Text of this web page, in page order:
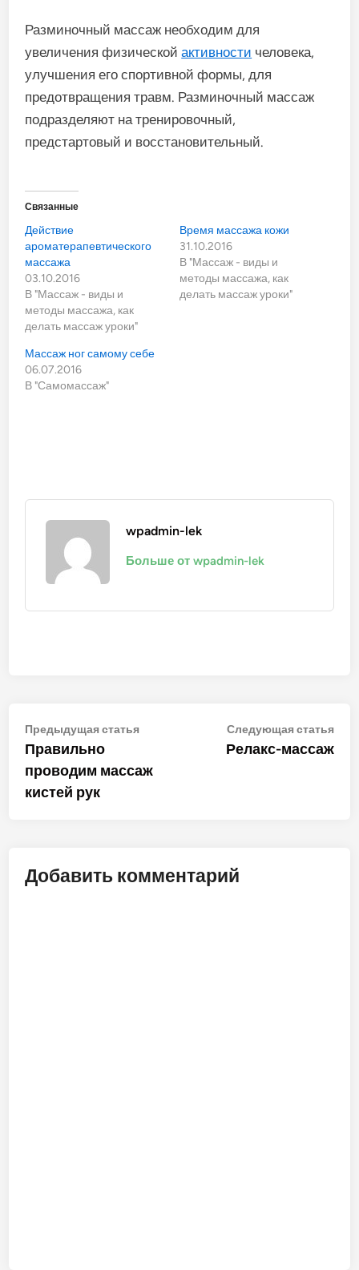
Разминочный массаж необходим для
увеличения физическойактивности человека,
улучшения его спортивной формы, для
предотвращения травм. Разминочный массаж
подразделяют на тренировочный,
предстартовый и восстановительный.
Связанные
Действие
ароматерапевтического
массажа
03.10.2016
В "Массаж - виды и
методы массажа, как
делать массаж уроки"
Время массажа кожи
31.10.2016
В "Массаж - виды и
методы массажа, как
делать массаж уроки"
Массаж ног самому себе
06.07.2016
В "Самомассаж"
wpadmin-lek
Больше от wpadmin-lek
Навигация
по
записям
Предыдущая статьяПредыдущая
Правильно
проводим массаж
кистей рук
Следующая статья
Релакс-массаж
Добавить комментарий